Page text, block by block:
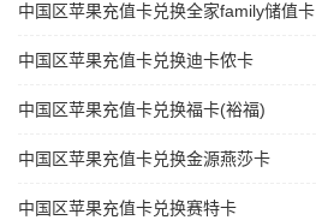
中国区苹果充值卡兑换全家family储值卡
中国区苹果充值卡兑换迪卡侬卡
中国区苹果充值卡兑换福卡(裕福)
中国区苹果充值卡兑换金源燕莎卡
中国区苹果充值卡兑换赛特卡